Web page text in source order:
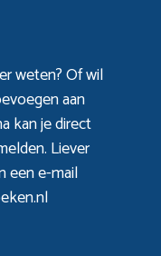
weten? Of wil
aan
kan je direct
Liever
een e-mail